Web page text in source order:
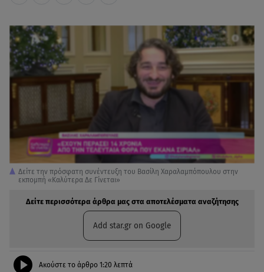
Δείτε την πρόσφατη συνέντευξη του Βασίλη Χαραλαμπόπουλου στην
εκπομπή «Καλύτερα Δε Γίνεται»
Δείτε περισσότερα άρθρα μας στα αποτελέσματα αναζήτησης
Add star.gr on Google
Ακούστε το άρθρο 1:20 λεπτά